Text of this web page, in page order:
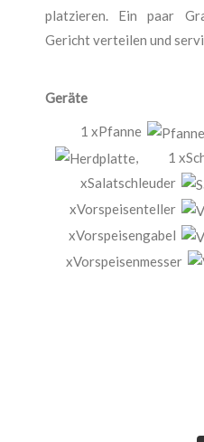
platzieren. Ein paar
Gericht verteilen und
Geräte
1 xPfanne
,
1
xSalatschleuder
xVorspeisenteller
xVorspeisengabel
xVorspeisenmesser